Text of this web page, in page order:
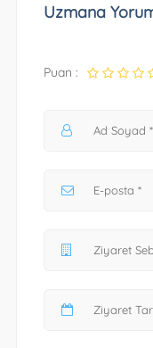
Uzmana
Puan :